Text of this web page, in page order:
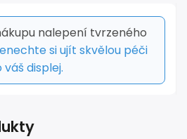
nalepení tvrzeného
si ujít skvělou péči
váš displej.